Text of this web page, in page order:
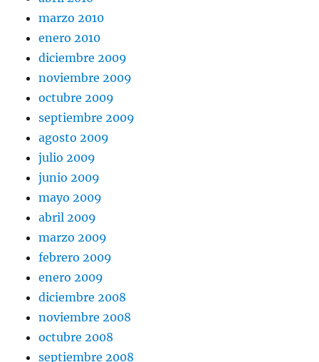
marzo 2010
enero 2010
diciembre 2009
noviembre 2009
octubre 2009
septiembre 2009
agosto 2009
julio 2009
junio 2009
mayo 2009
abril 2009
marzo 2009
febrero 2009
enero 2009
diciembre 2008
noviembre 2008
octubre 2008
septiembre 2008